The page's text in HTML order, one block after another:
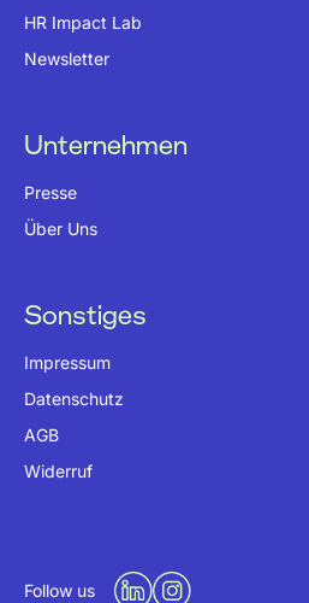
HR Impact Lab
Newsletter
Unternehmen
Presse
Über Uns
Sonstiges
Impressum
Datenschutz
AGB
Widerruf
Follow us